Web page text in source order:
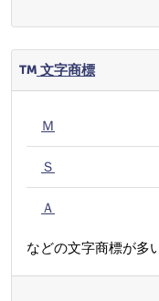
文字商標
Ｍ
Ｓ
Ａ
などの文字商標が多